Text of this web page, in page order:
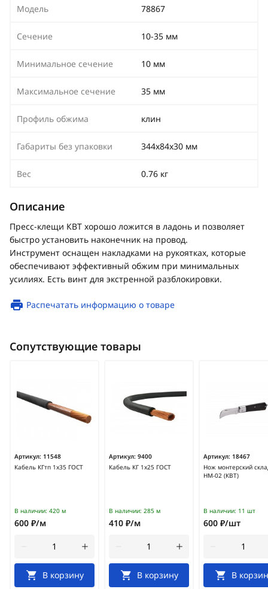
Модель 78867
Сечение 10-35 мм
Минимальное сечение 10 мм
Максимальное сечение 35 мм
Профиль обжима клин
Габариты без упаковки 344х84х30 мм
Вес 0.76 кг
Описание
Пресс-клещи КВТ хорошо ложится в ладонь и позволяет
быстро установить наконечник на провод.
Инструмент оснащен накладками на рукоятках, которые
обеспечивают эффективный обжим при минимальных
усилиях. Есть винт для экстренной разблокировки.
Распечатать информацию о товаре
Сопутствующие товары
Артикул: 11548
Кабель КГтп 1х35 ГОСТ
В наличии: 420 м
600 ₽/м
В корзину
Артикул: 9400
Кабель КГ 1х25 ГОСТ
В наличии: 285 м
410 ₽/м
В корзину
Артикул: 18467
Нож монтерский
НМ-02 (КВТ)
В наличии: 11 шт
600 ₽/шт
В